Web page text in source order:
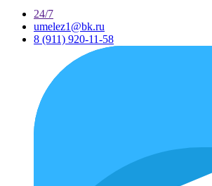
24/7
umelez1@bk.ru
8 (911) 920-11-58